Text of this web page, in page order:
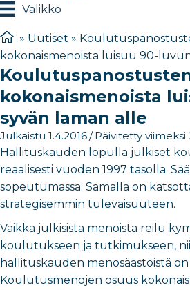
Valikko
» Uutiset »
kokonaismenoista luisuu 90-
kokonaismenoista
syvän laman alle
Julkaistu 1.4.2016/ Päivitetty viimeksi
Hallituskauden lopulla julkiset
reaalisesti vuoden 1997 tasolla.
sopeutumassa. Samalla on
strategisemmin tulevaisuuteen.
Vaikka julkisista menoista reilu
koulutukseen ja tutkimukseen,
hallituskauden menosäästöistä on
Koulutusmenojen osuus